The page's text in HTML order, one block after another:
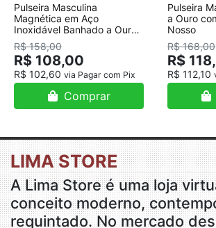
Pulseira Masculina
Magnética em Aço
Inoxidável Banhado a Ouro
18K
R$ 158,00
R$ 108,00
R$ 102,60 via Pagar com Pix
Comprar
Pulseira
a Ouro
Nosso
R$ 168,00
R$
R$ 112,10
LIMA STORE
A Lima Store é uma loja
conceito moderno,
requintado. No mercado